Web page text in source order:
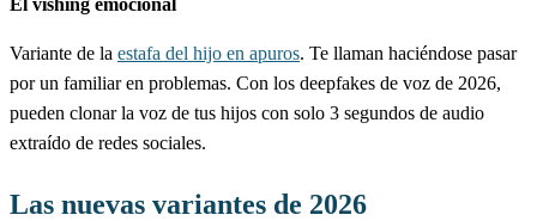
Variante de la estafa del hijo en apuros. Te llaman haciéndose pasar
por un familiar en problemas. Con los deepfakes de voz de 2026,
pueden clonar la voz de tus hijos con solo 3 segundos de audio
extraído de redes sociales.
Las nuevas variantes de 2026